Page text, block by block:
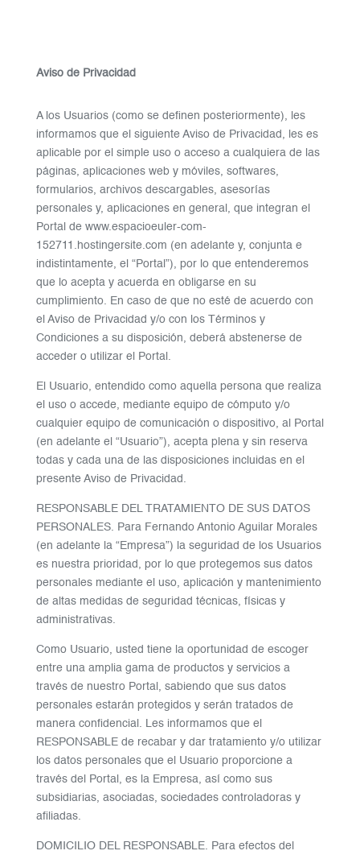
Aviso de Privacidad
A los Usuarios (como se definen posteriormente), les
informamos que el siguiente Aviso de Privacidad, les es
aplicable por el simple uso o acceso a cualquiera de las
páginas, aplicaciones web y móviles, softwares,
formularios, archivos descargables, asesorías
personales y, aplicaciones en general, que integran el
Portal de www.espacioeuler-com-
152711.hostingersite.com (en adelante y, conjunta e
indistintamente, el “Portal”), por lo que entenderemos
que lo acepta y acuerda en obligarse en su
cumplimiento. En caso de que no esté de acuerdo con
el Aviso de Privacidad y/o con los Términos y
Condiciones a su disposición, deberá abstenerse de
acceder o utilizar el Portal.
El Usuario, entendido como aquella persona que realiza
el uso o accede, mediante equipo de cómputo y/o
cualquier equipo de comunicación o dispositivo, al Portal
(en adelante el “Usuario”), acepta plena y sin reserva
todas y cada una de las disposiciones incluidas en el
presente Aviso de Privacidad.
RESPONSABLE DEL TRATAMIENTO DE SUS DATOS
PERSONALES. Para Fernando Antonio Aguilar Morales
(en adelante la “Empresa”) la seguridad de los Usuarios
es nuestra prioridad, por lo que protegemos sus datos
personales mediante el uso, aplicación y mantenimiento
de altas medidas de seguridad técnicas, físicas y
administrativas.
Como Usuario, usted tiene la oportunidad de escoger
entre una amplia gama de productos y servicios a
través de nuestro Portal, sabiendo que sus datos
personales estarán protegidos y serán tratados de
manera confidencial. Les informamos que el
RESPONSABLE de recabar y dar tratamiento y/o utilizar
los datos personales que el Usuario proporcione a
través del Portal, es la Empresa, así como sus
subsidiarias, asociadas, sociedades controladoras y
afiliadas.
DOMICILIO DEL RESPONSABLE. Para efectos del